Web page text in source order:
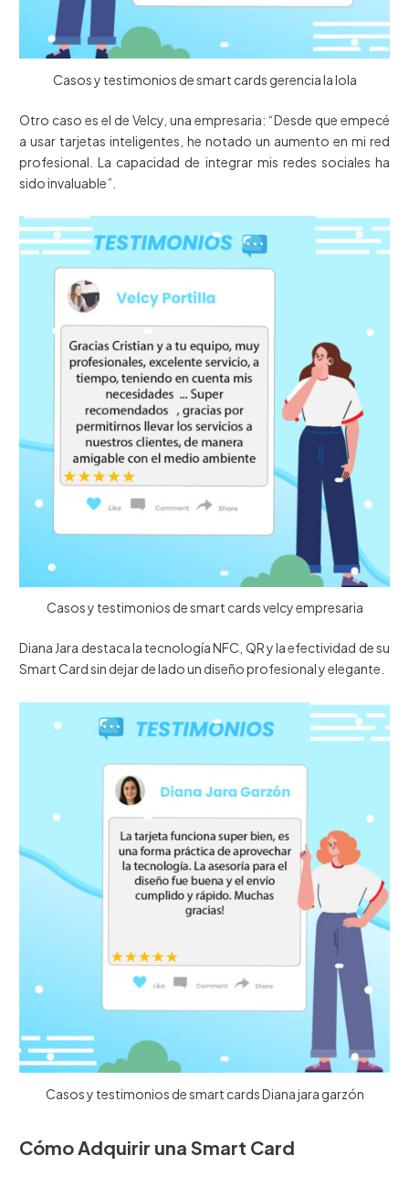
Casos y testimonios de smart cards gerencia la lola
Otro caso es el de Velcy, una empresaria: “Desde que empecé
a usar tarjetas inteligentes, he notado un aumento en mi red
profesional. La capacidad de integrar mis redes sociales ha
sido invaluable”.
Casos y testimonios de smart cards velcy empresaria
Diana Jara destaca la tecnología NFC, QR y la efectividad de su
Smart Card sin dejar de lado un diseño profesional y elegante.
Casos y testimonios de smart cards Diana jara garzón
Cómo Adquirir una Smart Card